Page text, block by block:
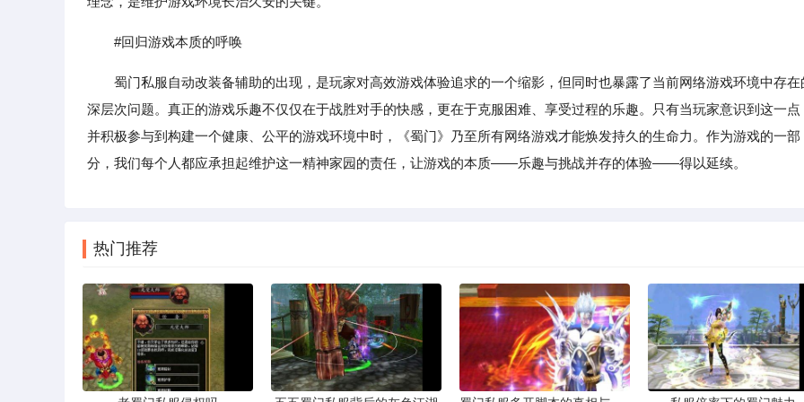
#回归游戏本质的呼唤
蜀门私服自动改装备辅助的出现，是玩家对高效游戏体验追求的一个缩影，但同时也暴露了当前网络游戏环境中存在
深层次问题。真正的游戏乐趣不仅仅在于战胜对手的快感，更在于克服困难、享受过程的乐趣。只有当玩家意识到这一点
并积极参与到构建一个健康、公平的游戏环境中时，《蜀门》乃至所有网络游戏才能焕发持久的生命力。作为游戏的一部
分，我们每个人都应承担起维护这一精神家园的责任，让游戏的本质——乐趣与挑战并存的体验——得以延续。
热门推荐